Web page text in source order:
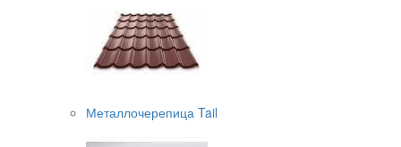
Металлочерепица Tail